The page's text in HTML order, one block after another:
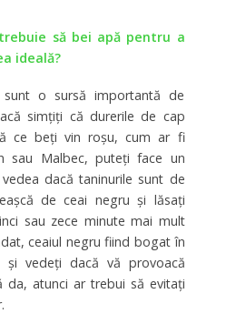
trebuie să bei apă pentru a
ideală?
o sursă importantă de
simţiţi că durerile de cap
ce beţi vin roşu, cum ar fi
sau Malbec, puteţi face un
dacă taninurile sunt de
de ceai negru şi lăsaţi
sau zece minute mai mult
ceaiul negru fiind bogat în
şi vedeţi dacă vă provoacă
da, atunci ar trebui să evitaţi